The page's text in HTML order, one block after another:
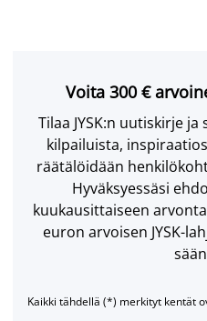
Voita 300 €
Tilaa JYSK:n uutiskirje
kilpailuista,
räätälöidään
Hyväksyessäsi
kuukausittaiseen
euron arvoisen JYSK-
Kaikki tähdellä (*) merkityt kentät